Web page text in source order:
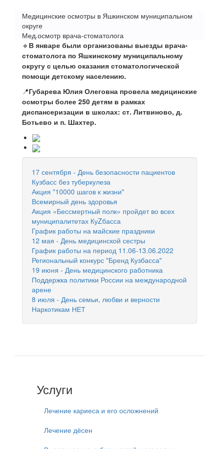
Медицинские осмотры в Яшкинском муниципальном
округе
Мед.осмотр врача-стоматолога
🔹 В январе были организованы выезды врача-
стоматолога по Яшкинскому муниципальному
округу с целью оказания стоматологической
помощи детскому населению.
📍Губарева Юлия Олеговна провела медицинские
осмотры более 250 детям в рамках
диспансеризации в школах: ст. Литвиново, д.
Ботьево и п. Шахтер.
17 сентября - День безопасности пациентов
Кузбасс без туберкулеза
Акция "10000 шагов к жизни"
Всемирный день здоровья
Акция «Бессмертный полк» пройдет во всех
муниципалитетах КуZбасса
График работы на майские праздники
12 мая - День медицинской сестры
График работы на период 11.06-13.06.2022
Региональный конкурс "Бренд Кузбасса"
19 июня - День медицинского работника
Поддержка политики России на международной
арене
8 июля - День семьи, любви и верности
Наркотикам НЕТ
Услуги
Лечение кариеса и его осложнений
Лечение дёсен